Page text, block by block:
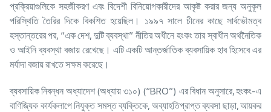
প্রক্রিয়াগুলিকে সহজীকরণ এবং বিদেশী বিনিয়োগকারীদের আকৃষ্ট করার জন্য অনুকূল
পরিস্থিতি তৈরির দিকে বিকশিত হয়েছিল। ১৯৯৭ সালে চীনের কাছে সার্বভৌমত্ব
হস্তান্তরের পর, “এক দেশ, দুটি ব্যবস্থা” নীতির অধীনে হংকং তার স্বাধীন অর্থনৈতিক
ও আইনি ব্যবস্থা বজায় রেখেছে। এটি একটি আন্তর্জাতিক ব্যবসায়িক হাব হিসেবে এর
মর্যাদা বজায় রাখতে সক্ষম করেছে।
ব্যবসায়িক নিবন্ধন অধ্যাদেশ (অধ্যায় ৩১০) (“BRO”) এর বিধান অনুসারে, হংকং-এ
বাণিজ্যিক কার্যকলাপে নিযুক্ত সমস্ত ব্যক্তিকে, অব্যাহতিপ্রাপ্ত ব্যবসা ছাড়া, আয়কর